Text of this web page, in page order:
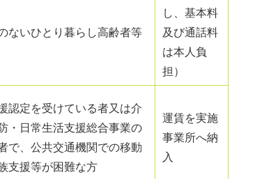
ないひとり暮らし高齢者等
し、基本料
及び通話料
は本人負
担）
認定を受けている者又は介
・日常生活支援総合事業の
で、公共交通機関での移動
支援等が困難な方
運賃を実施
事業所へ納
入